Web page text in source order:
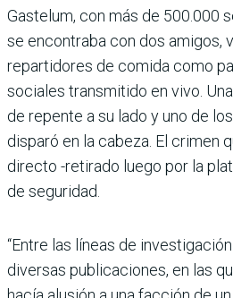
Gastelum, con más de 500.000
se encontraba con dos amigos,
repartidores de comida como
sociales transmitido en vivo.
de repente a su lado y uno de
disparó en la cabeza. El crimen
directo -retirado luego por la
de seguridad.
“Entre las líneas de
diversas publicaciones, en las